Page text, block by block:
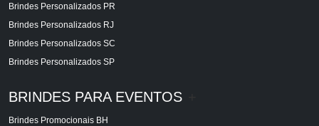
Brindes Personalizados PR
Brindes Personalizados RJ
Brindes Personalizados SC
Brindes Personalizados SP
BRINDES PARA EVENTOS
Brindes Promocionais BH